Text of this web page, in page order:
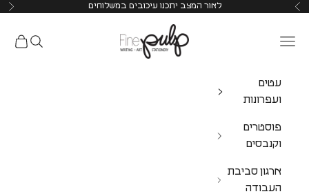
לאור המצב יתכנו עיכובים במשלוחים
Pulp Shop
עטים
ועפרונות
פוסטרים
וקנבסים
ארגון סביבת
העבודה